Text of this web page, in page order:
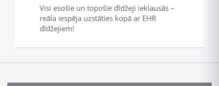
Visi esošie un topošie dīdžeji ieklausās –
reāla iespēja uzstāties kopā ar EHR
dīdžejiem!